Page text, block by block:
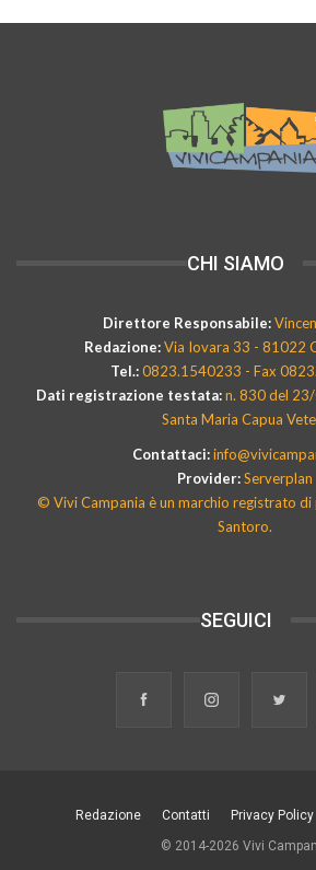
CHI SIAMO
Direttore Responsabile:
Redazione:Via Iovara 33 - 81022
Tel.:0823.1540233 - Fax
Dati registrazione testata:n. 830 del
Santa Maria Capua
Contattaci:
Provider:Serverplan
© Vivi Campania è un marchio registrato
Santoro.
SEGUICI
Redazione Contatti Privacy Policy
© 2014-2026 Vivi